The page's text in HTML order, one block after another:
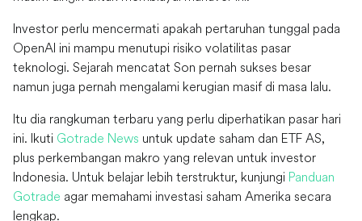
Investor perlu mencermati apakah pertaruhan tunggal pada
OpenAI ini mampu menutupi risiko volatilitas pasar
teknologi. Sejarah mencatat Son pernah sukses besar
namun juga pernah mengalami kerugian masif di masa lalu.
Itu dia rangkuman terbaru yang perlu diperhatikan pasar hari
ini. Ikuti Gotrade News untuk update saham dan ETF AS,
plus perkembangan makro yang relevan untuk investor
Indonesia. Untuk belajar lebih terstruktur, kunjungi Panduan
Gotrade agar memahami investasi saham Amerika secara
lengkap.